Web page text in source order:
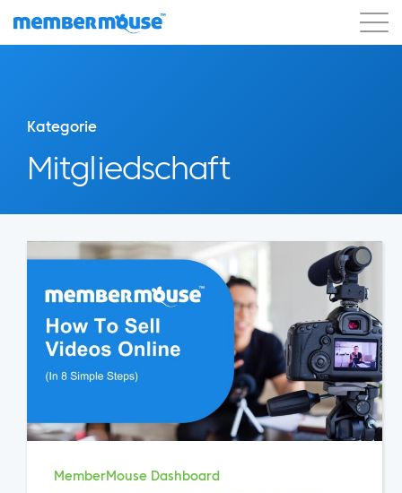
Kategorie
Mitgliedschaft
MemberMouse Dashboard